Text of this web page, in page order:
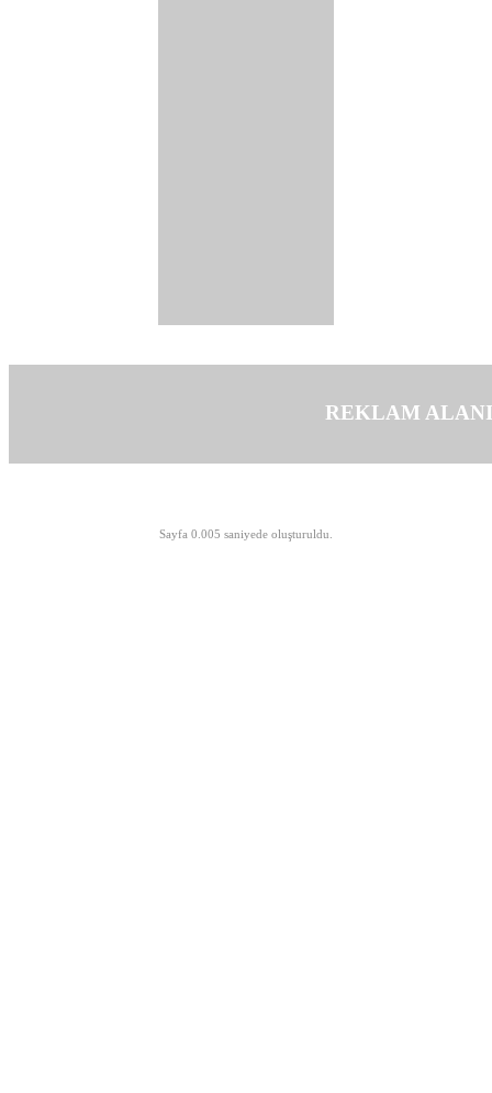
REKLAM ALANI
Sayfa 0.005 saniyede oluşturuldu.